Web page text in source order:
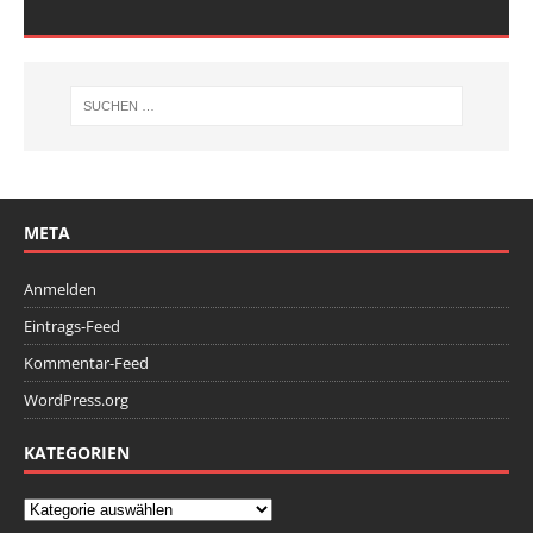
META
Anmelden
Eintrags-Feed
Kommentar-Feed
WordPress.org
KATEGORIEN